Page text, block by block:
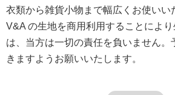
衣類から雑貨小物まで幅広くお使いい
V&A の生地を商用利用することによ
は、当方は一切の責任を負いません。
きますようお願いいたします。